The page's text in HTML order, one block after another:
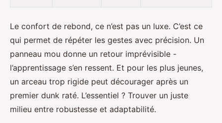
Le confort de rebond, ce n’est pas un luxe. C’est ce
qui permet de répéter les gestes avec précision. Un
panneau mou donne un retour imprévisible -
l’apprentissage s’en ressent. Et pour les plus jeunes,
un arceau trop rigide peut décourager après un
premier dunk raté. L’essentiel ? Trouver un juste
milieu entre robustesse et adaptabilité.